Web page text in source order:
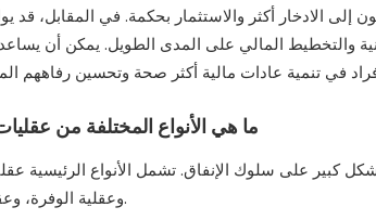
إلى الادخار أكثر والاستثمار بحكمة. في المقابل، قد
والتخطيط المالي على المدى الطويل. يمكن أن
ما هي الأنواع المختلفة من
كبير على سلوك الإنفاق. تشمل الأنواع الرئيسية
وعقلية الوفرة، وعقلية النمو.